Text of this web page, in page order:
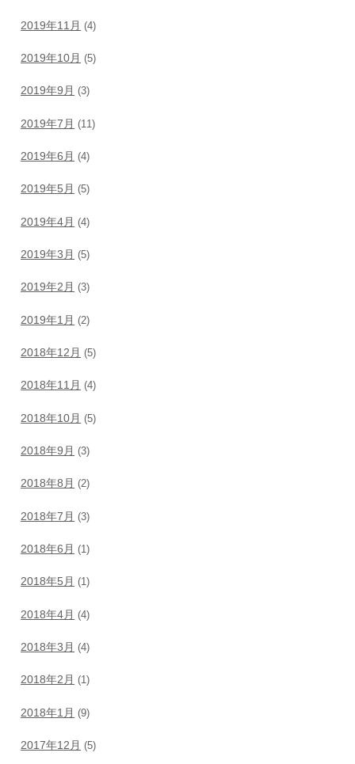
2019年11月 (4)
2019年10月 (5)
2019年9月 (3)
2019年7月 (11)
2019年6月 (4)
2019年5月 (5)
2019年4月 (4)
2019年3月 (5)
2019年2月 (3)
2019年1月 (2)
2018年12月 (5)
2018年11月 (4)
2018年10月 (5)
2018年9月 (3)
2018年8月 (2)
2018年7月 (3)
2018年6月 (1)
2018年5月 (1)
2018年4月 (4)
2018年3月 (4)
2018年2月 (1)
2018年1月 (9)
2017年12月 (5)